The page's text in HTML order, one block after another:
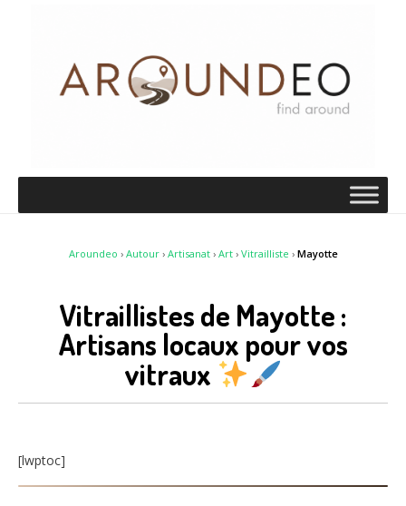
Aroundeo › Autour› Artisanat› Art› Vitrailliste › Mayotte
Vitraillistes de Mayotte :
Artisans locaux pour vos
vitraux
[lwptoc]